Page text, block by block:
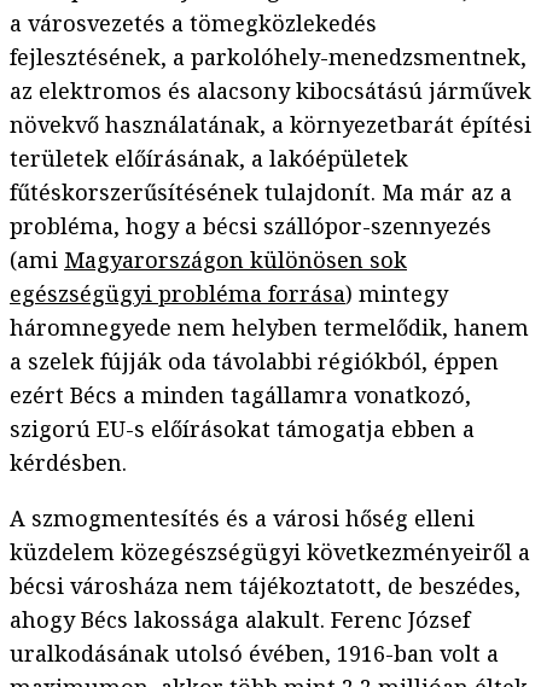
a városvezetés a tömegközlekedés
fejlesztésének, a parkolóhely-menedzsmentnek,
az elektromos és alacsony kibocsátású járművek
növekvő használatának, a környezetbarát építési
területek előírásának, a lakóépületek
fűtéskorszerűsítésének tulajdonít. Ma már az a
probléma, hogy a bécsi szállópor-szennyezés
(ami Magyarországon különösen sok
egészségügyi probléma forrása) mintegy
háromnegyede nem helyben termelődik, hanem
a szelek fújják oda távolabbi régiókból, éppen
ezért Bécs a minden tagállamra vonatkozó,
szigorú EU-s előírásokat támogatja ebben a
kérdésben.
A szmogmentesítés és a városi hőség elleni
küzdelem közegészségügyi következményeiről a
bécsi városháza nem tájékoztatott, de beszédes,
ahogy Bécs lakossága alakult. Ferenc József
uralkodásának utolsó évében, 1916-ban volt a